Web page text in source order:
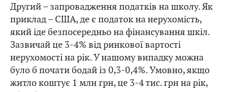
Другий – запровадження податків на школу. Як
приклад – США, де є податок на нерухомість,
який іде безпосередньо на фінансування шкіл.
Зазвичай це 3-4% від ринкової вартості
нерухомості на рік. У нашому випадку можна
було б почати бодай із 0,3-0,4%. Умовно, якщо
житло коштує 1 млн грн, це 3-4 тис. грн на рік,